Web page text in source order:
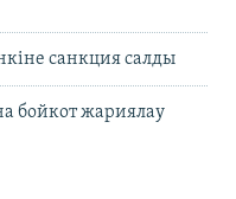
санкция салды
бойкот жариялау